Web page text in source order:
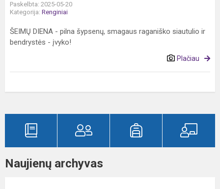
Paskelbta: 2025-05-20
Kategorija: Renginiai
ŠEIMŲ DIENA - pilna šypsenų, smagaus raganiško siautulio ir
bendrystės - įvyko!
Plačiau
Naujienų archyvas